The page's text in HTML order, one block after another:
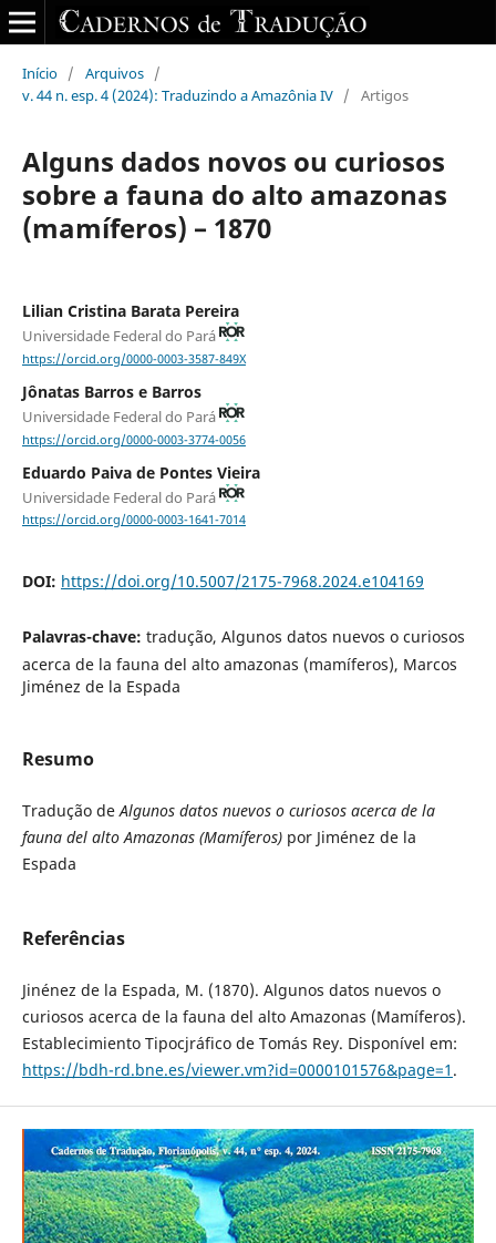
Início / Arquivos /
v. 44 n. esp. 4 (2024): Traduzindo a Amazônia IV / Artigos
Alguns dados novos ou curiosos
sobre a fauna do alto amazonas
(mamíferos) – 1870
Lilian Cristina Barata Pereira
Universidade Federal do Pará
https://orcid.org/0000-0003-3587-849X
Jônatas Barros e Barros
Universidade Federal do Pará
https://orcid.org/0000-0003-3774-0056
Eduardo Paiva de Pontes Vieira
Universidade Federal do Pará
https://orcid.org/0000-0003-1641-7014
DOI: https://doi.org/10.5007/2175-7968.2024.e104169
Palavras-chave: tradução, Algunos datos nuevos o curiosos
acerca de la fauna del alto amazonas (mamíferos), Marcos
Jiménez de la Espada
Resumo
Tradução de Algunos datos nuevos o curiosos acerca de la
fauna del alto Amazonas (Mamíferos) por Jiménez de la
Espada
Referências
Jinénez de la Espada, M. (1870). Algunos datos nuevos o
curiosos acerca de la fauna del alto Amazonas (Mamíferos).
Establecimiento Tipocjráfico de Tomás Rey. Disponível em:
https://bdh-rd.bne.es/viewer.vm?id=0000101576&page=1 .